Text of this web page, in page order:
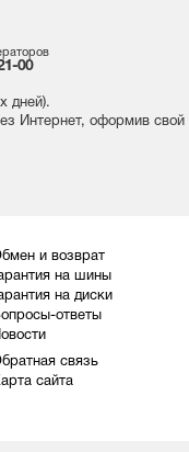
00
дней).
Интернет, оформив свой
и возврат
на шины
на диски
ответы
связь
сайта